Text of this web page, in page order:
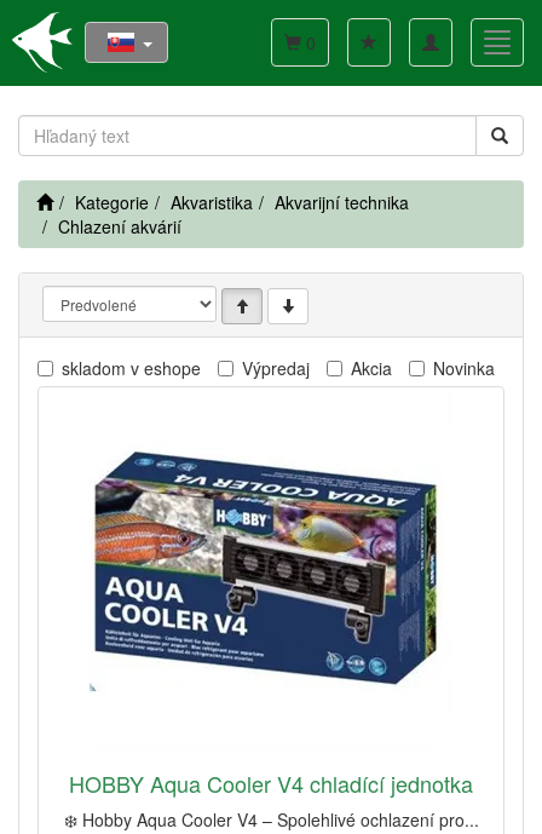
Toggle
navigation
0
Kategorie Akvaristika
Akvarijní technika
Chlazení akvárií
skladom v eshope Výpredaj Akcia Novinka
HOBBY Aqua Cooler V4 chladící jednotka
❄️ Hobby Aqua Cooler V4 – Spolehlivé ochlazení pro...